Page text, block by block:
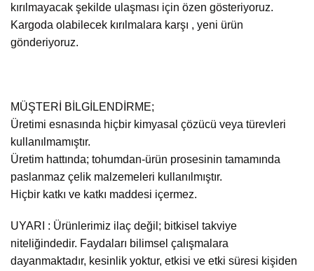
kırılmayacak şekilde ulaşması için özen gösteriyoruz.
Kargoda olabilecek kırılmalara karşı , yeni ürün
gönderiyoruz.
MÜŞTERİ BİLGİLENDİRME;
Üretimi esnasında hiçbir kimyasal çözücü veya türevleri
kullanılmamıştır.
Üretim hattında; tohumdan-ürün prosesinin tamamında
paslanmaz çelik malzemeleri kullanılmıştır.
Hiçbir katkı ve katkı maddesi içermez.
UYARI : Ürünlerimiz ilaç değil; bitkisel takviye
niteliğindedir. Faydaları bilimsel çalışmalara
dayanmaktadır, kesinlik yoktur, etkisi ve etki süresi kişiden